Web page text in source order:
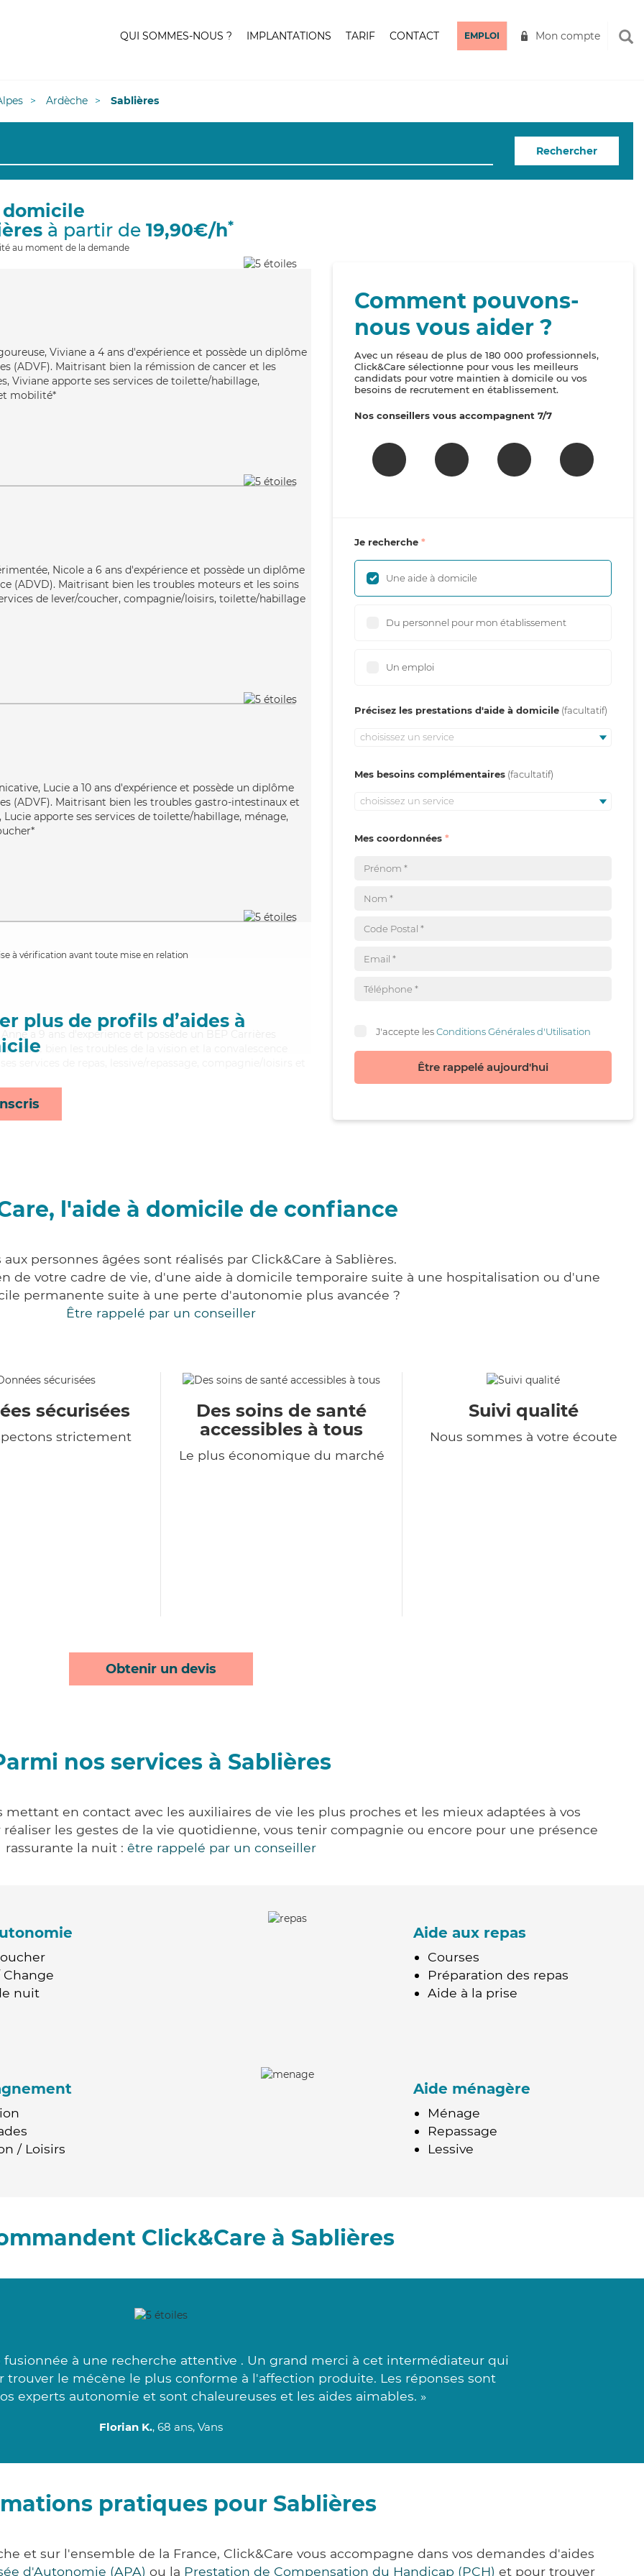
QUI SOMMES-NOUS ? IMPLANTATIONS TARIF CONTACT EMPLOI Mon compte
Ardèche Sablières
Rechercher
domicile
à partir de 19,90€/h*
au moment de la demande
Viviane a 4 ans d'expérience et possède un diplôme
(ADVF). Maitrisant bien la rémission de cancer et les
Viviane apporte ses services de toilette/habillage,
mobilité*
Nicole a 6 ans d'expérience et possède un diplôme
(ADVD). Maitrisant bien les troubles moteurs et les soins
de lever/coucher, compagnie/loisirs, toilette/habillage
Lucie a 10 ans d'expérience et possède un diplôme
(ADVF). Maitrisant bien les troubles gastro-intestinaux et
apporte ses services de toilette/habillage, ménage,
à vérification avant toute mise en relation
plus de profils d’aides à
a 9 ans d'expérience et possède un BEP Carrières
bien les troubles de la vision et la convalescence
Comment pouvons-
nous vous aider ?
Avec un réseau de plus de 180 000 professionnels,
Click&Care sélectionne pour vous les meilleurs
candidats pour votre maintien à domicile ou vos
besoins de recrutement en établissement.
Nos conseillers vous accompagnent 7/7
Je recherche
Une aide à domicile
Du personnel pour mon établissement
Un emploi
Précisez les prestations d'aide à domicile
choisissez un service
Mes besoins complémentaires
choisissez un service
Mes coordonnées
J'accepte lesConditions Générales d'Utilisation
Être rappelé aujourd'hui
l'aide à domicile de confiance
aux personnes âgées sont réalisés par Click&Care à Sablières.
de votre cadre de vie, d'une aide à domicile temporaire suite à une hospitalisation ou d'une
permanente suite à une perte d'autonomie plus avancée ?
Être rappelé par un conseiller
sécurisées
strictement
Des soins de santé
accessibles à tous
Le plus économique du marché
Suivi qualité
Nous sommes à votre écoute
Obtenir un devis
nos services à Sablières
mettant en contact avec les auxiliaires de vie les plus proches et les mieux adaptées à vos
les gestes de la vie quotidienne, vous tenir compagnie ou encore pour une présence
rassurante la nuit : être rappelé par un conseiller
nuit
Aide aux repas
Courses
Préparation des repas
Aide à la prise
/ Loisirs
Aide ménagère
Ménage
Repassage
Lessive
Click&Care à Sablières
à une recherche attentive . Un grand merci à cet intermédiateur qui
trouver le mécène le plus conforme à l'affection produite. Les réponses sont
experts autonomie et sont chaleureuses et les aides aimables. »
Florian K., 68 ans, Vans
pratiques pour Sablières
et sur l'ensemble de la France, Click&Care vous accompagne dans vos demandes d'aides
d'Autonomie (APA) ou la Prestation de Compensation du Handicap (PCH) et pour trouver